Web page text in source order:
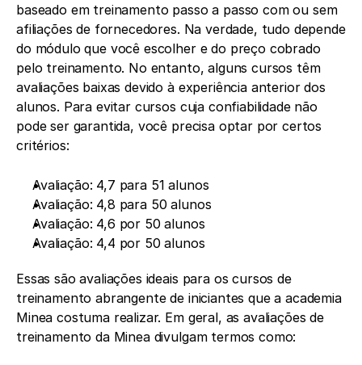
baseado em treinamento passo a passo com ou sem
afiliações de fornecedores. Na verdade, tudo depende
do módulo que você escolher e do preço cobrado
pelo treinamento. No entanto, alguns cursos têm
avaliações baixas devido à experiência anterior dos
alunos. Para evitar cursos cuja confiabilidade não
pode ser garantida, você precisa optar por certos
critérios:
Avaliação: 4,7 para 51 alunos
Avaliação: 4,8 para 50 alunos
Avaliação: 4,6 por 50 alunos
Avaliação: 4,4 por 50 alunos
Essas são avaliações ideais para os cursos de
treinamento abrangente de iniciantes que a academia
Minea costuma realizar. Em geral, as avaliações de
treinamento da Minea divulgam termos como: